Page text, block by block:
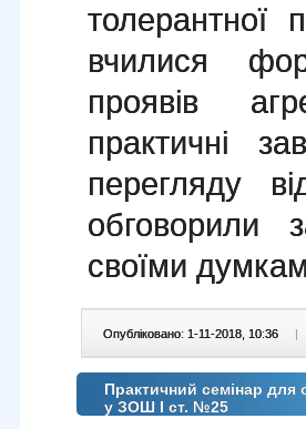
толерантної
вчилися
проявів
практичні
перегляду
обговорили
своїми
Опубліковано: 1-11-2018, 10:36 |
Практичний семінар для
у ЗОШ І ст. №25